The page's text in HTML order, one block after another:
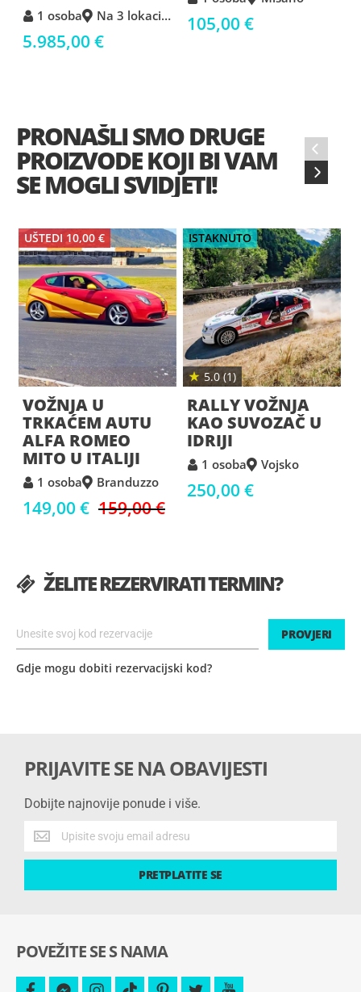
1 osoba Na 3 lokacijama
5.985,00 €
105,00 €
PRONAŠLI SMO DRUGE
PROIZVODE KOJI BI VAM
SE MOGLI SVIDJETI!
‹
›
UŠTEDI 10,00 €
VOŽNJA U
TRKAĆEM AUTU
ALFA ROMEO
MITO U ITALIJI
1 osoba Branduzzo
149,00 € 159,00 €
ISTAKNUTO
★ 5.0 (1)
RALLY VOŽNJA
KAO SUVOZAČ U
IDRIJI
1 osoba Vojsko
250,00 €
ŽELITE REZERVIRATI TERMIN?
PROVJERI
Gdje mogu dobiti rezervacijski kod?
PRIJAVITE SE NA OBAVIJESTI
Dobijte najnovije ponude i više.
Dobijte
najnovije
ponude
PRETPLATITE SE
POVEŽITE SE S NAMA